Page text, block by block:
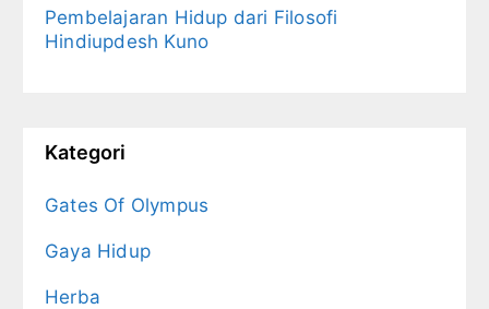
Pembelajaran Hidup dari Filosofi
Hindiupdesh Kuno
Kategori
Gates Of Olympus
Gaya Hidup
Herba